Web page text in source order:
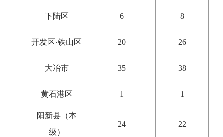
下陆区 6 8
开发区·铁山区 20 26
大冶市 35 38
黄石港区 1 1
阳新县（本
级）
24 22